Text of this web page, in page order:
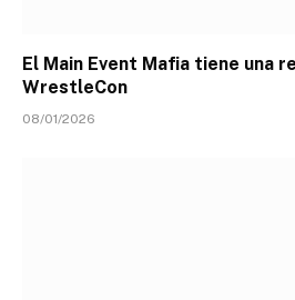
El Main Event Mafia tiene una
WrestleCon
08/01/2026